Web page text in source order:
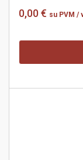
0,00 € su PVM /